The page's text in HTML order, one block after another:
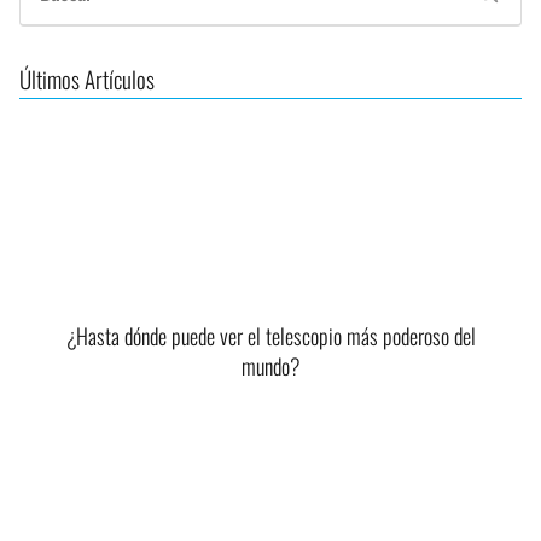
Últimos Artículos
¿Hasta dónde puede ver el telescopio más poderoso del
mundo?